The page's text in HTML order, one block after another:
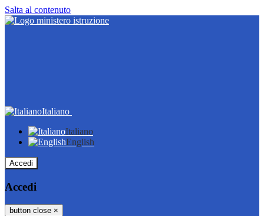
Salta al contenuto
Italiano
Italiano
English
Accedi
Accedi
button close ×